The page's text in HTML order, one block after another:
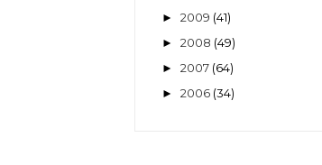
► 2009 (41)
► 2008 (49)
► 2007 (64)
► 2006 (34)